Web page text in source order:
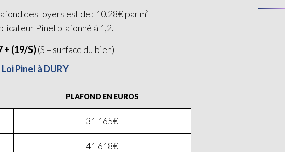
des loyers est de : 10.28€ par m²
Pinel plafonné à 1,2.
+ (19/S)(S = surface du bien)
Pinel à DURY
PLAFOND EN EUROS
31 165€
41 618€